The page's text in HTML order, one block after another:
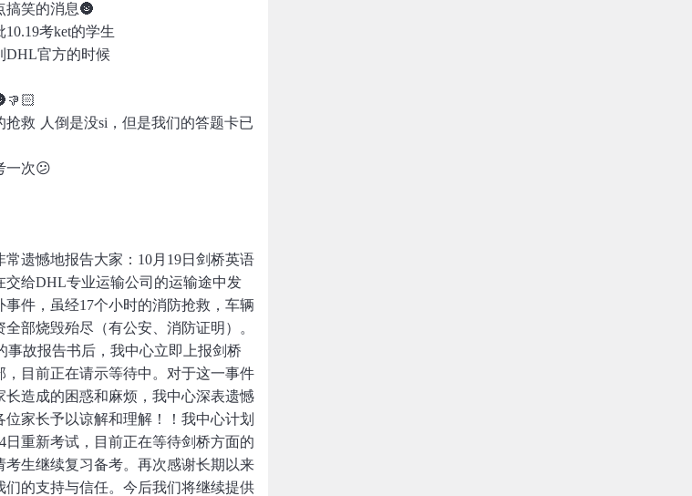
搞笑的消息🌚
考ket的学生
DHL官方的时候
抢救 人倒是没si，但是我们的答题卡已
一次😕
常遗憾地报告大家：10月19日剑桥英语
交给DHL专业运输公司的运输途中发
事件，虽经17个小时的消防抢救，车辆
全部烧毁殆尽（有公安、消防证明）。
事故报告书后，我中心立即上报剑桥
，目前正在请示等待中。对于这一事件
长造成的困惑和麻烦，我中心深表遗憾
位家长予以谅解和理解！！我中心计划
日重新考试，目前正在等待剑桥方面的
考生继续复习备考。再次感谢长期以来
们的支持与信任。今后我们将继续提供